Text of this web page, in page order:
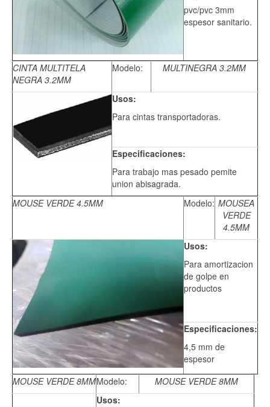
pvc/pvc 3mm
espesor sanitario.
CINTA MULTITELA
NEGRA 3.2MM
Modelo: MULTINEGRA 3.2MM
Usos:
Para cintas transportadoras.
Especificaciones:
Para trabajo mas pesado pemite
union abisagrada.
MOUSE VERDE 4.5MM
Modelo: MOUSEA
VERDE
4.5MM
Usos:
Para amortizacion
de golpe en
productos
Especificaciones:
4,5 mm de
espesor
MOUSE VERDE 8MMModelo:
MOUSE VERDE 8MM
Usos: